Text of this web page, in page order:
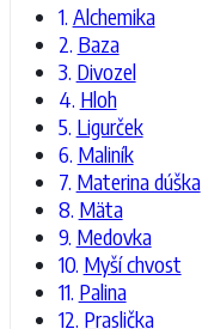
Alchemika
Baza
Divozel
Hloh
Ligurček
Maliník
Materina dúška
Mäta
Medovka
Myší chvost
Palina
Praslička